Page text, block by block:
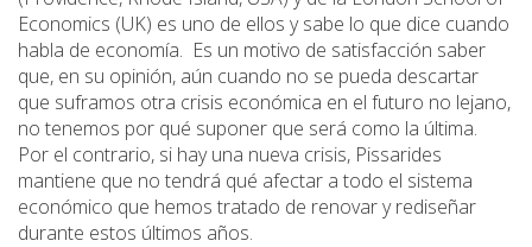
Economics (UK) es uno de ellos y sabe lo que dice cuando
habla de economía. Es un motivo de satisfacción saber
que, en su opinión, aún cuando no se pueda descartar
que suframos otra crisis económica en el futuro no lejano,
no tenemos por qué suponer que será como la última.
Por el contrario, si hay una nueva crisis, Pissarides
mantiene que no tendrá qué afectar a todo el sistema
económico que hemos tratado de renovar y rediseñar
durante estos últimos años.